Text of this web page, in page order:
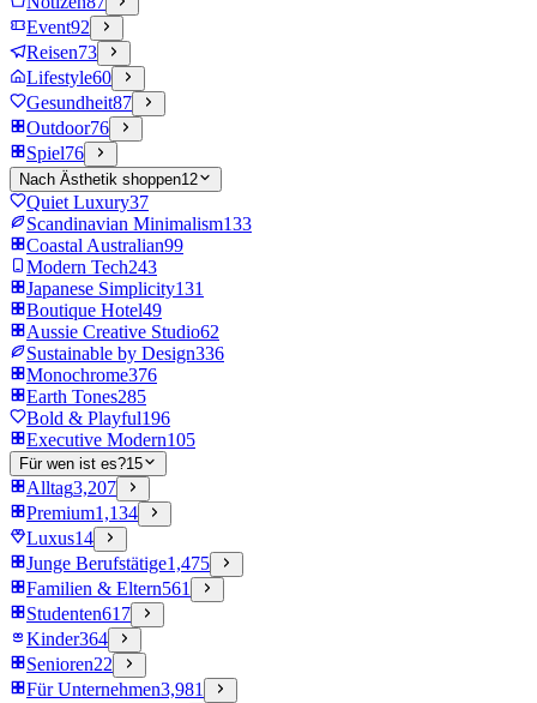
Event92
Reisen73
Lifestyle60
Gesundheit87
Outdoor76
Spiel76
Nach Ästhetik shoppen12
Quiet Luxury37
Scandinavian Minimalism133
Coastal Australian99
Modern Tech243
Japanese Simplicity131
Boutique Hotel49
Aussie Creative Studio62
Sustainable by Design336
Monochrome376
Earth Tones285
Bold & Playful196
Executive Modern105
Für wen ist es?15
Alltag3,207
Premium1,134
Luxus14
Junge Berufstätige1,475
Familien & Eltern561
Studenten617
Kinder364
Senioren22
Für Unternehmen3,981